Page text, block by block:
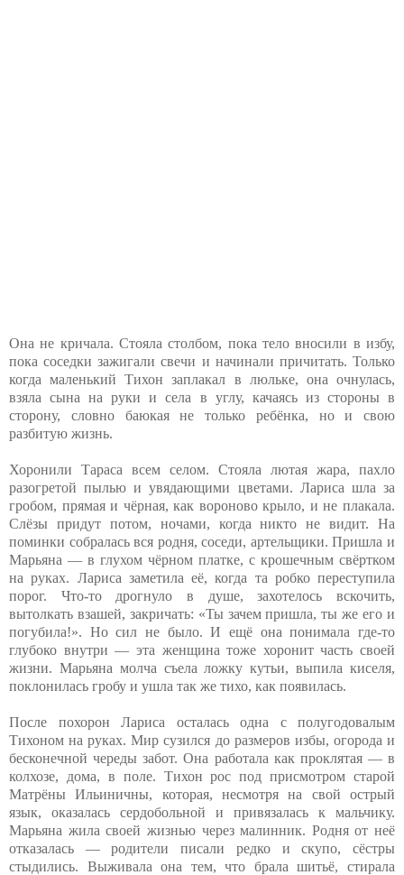
Она не кричала. Стояла столбом, пока тело вносили в избу,
пока соседки зажигали свечи и начинали причитать. Только
когда маленький Тихон заплакал в люльке, она очнулась,
взяла сына на руки и села в углу, качаясь из стороны в
сторону, словно баюкая не только ребёнка, но и свою
разбитую жизнь.
Хоронили Тараса всем селом. Стояла лютая жара, пахло
разогретой пылью и увядающими цветами. Лариса шла за
гробом, прямая и чёрная, как вороново крыло, и не плакала.
Слёзы придут потом, ночами, когда никто не видит. На
поминки собралась вся родня, соседи, артельщики. Пришла и
Марьяна — в глухом чёрном платке, с крошечным свёртком
на руках. Лариса заметила её, когда та робко переступила
порог. Что-то дрогнуло в душе, захотелось вскочить,
вытолкать взашей, закричать: «Ты зачем пришла, ты же его и
погубила!». Но сил не было. И ещё она понимала где-то
глубоко внутри — эта женщина тоже хоронит часть своей
жизни. Марьяна молча съела ложку кутьи, выпила киселя,
поклонилась гробу и ушла так же тихо, как появилась.
После похорон Лариса осталась одна с полугодовалым
Тихоном на руках. Мир сузился до размеров избы, огорода и
бесконечной череды забот. Она работала как проклятая — в
колхозе, дома, в поле. Тихон рос под присмотром старой
Матрёны Ильиничны, которая, несмотря на свой острый
язык, оказалась сердобольной и привязалась к мальчику.
Марьяна жила своей жизнью через малинник. Родня от неё
отказалась — родители писали редко и скупо, сёстры
стыдились. Выживала она тем, что брала шитьё, стирала